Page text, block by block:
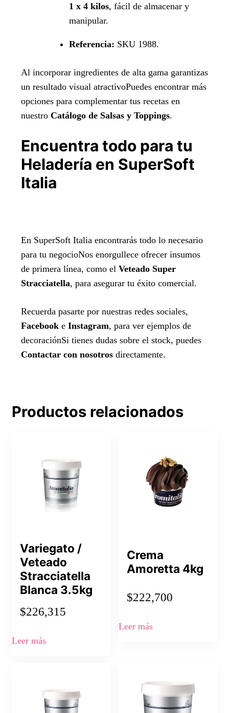
1 x 4 kilos, fácil de almacenar y
manipular.
Referencia: SKU 1988.
Al incorporar ingredientes de alta gama garantizas
un resultado visual atractivoPuedes encontrar más
opciones para complementar tus recetas en
nuestro Catálogo de Salsas y Toppings.
Encuentra todo para tu
Heladería en SuperSoft
Italia
En SuperSoft Italia encontrarás todo lo necesario
para tu negocioNos enorgullece ofrecer insumos
de primera línea, como el Veteado Super
Stracciatella, para asegurar tu éxito comercial.
Recuerda pasarte por nuestras redes sociales,
Facebook e Instagram, para ver ejemplos de
decoraciónSi tienes dudas sobre el stock, puedes
Contactar con nosotros directamente.
Productos relacionados
Variegato /
Veteado
Stracciatella
Blanca 3.5kg
$226,315
Leer más
Crema
Amoretta 4kg
$222,700
Leer más